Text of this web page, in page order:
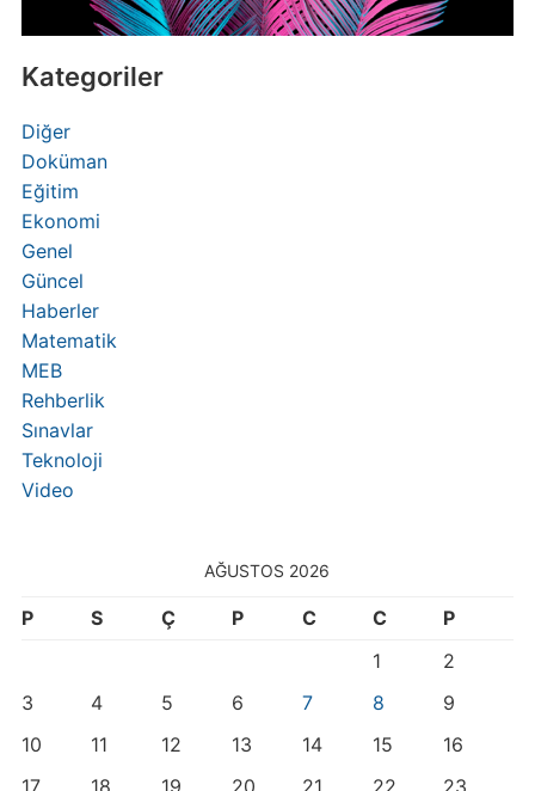
Kategoriler
Diğer
Doküman
Eğitim
Ekonomi
Genel
Güncel
Haberler
Matematik
MEB
Rehberlik
Sınavlar
Teknoloji
Video
AĞUSTOS 2026
P S Ç P C C
P
1
2
3
4 5 6 7 8
9
10
11 12 13 14 15
16
17
18 19 20 21 22 23